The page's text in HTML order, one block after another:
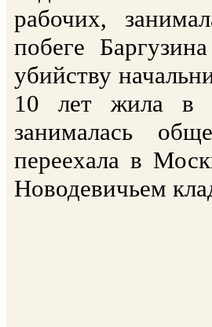
рабочих,
побеге
убийству
10 лет жила в
занималась
переехала в
Новодевичьем